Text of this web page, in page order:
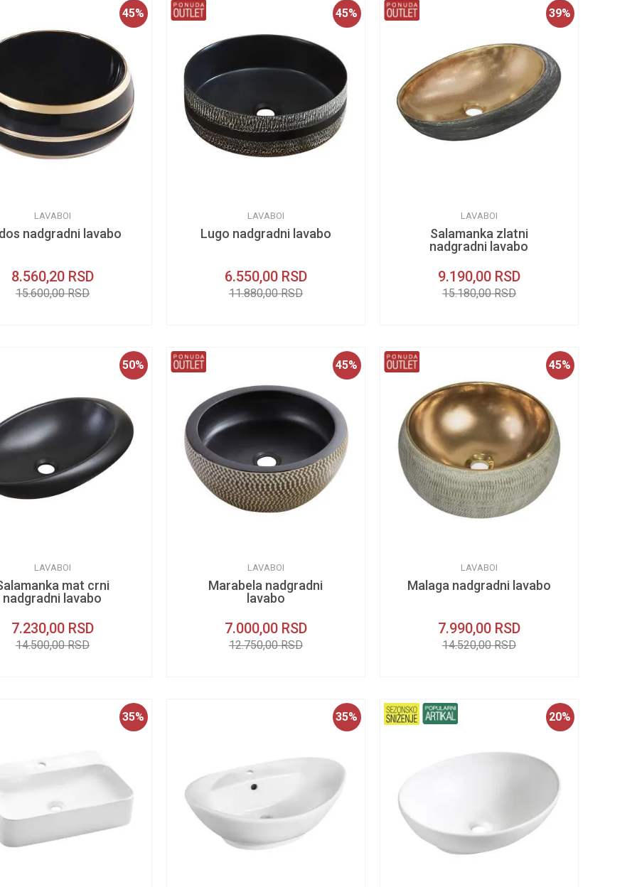
45%
LAVABOI
nadgradni lavabo
8.560,20 RSD
15.600,00RSD
45%
LAVABOI
Lugo nadgradni lavabo
6.550,00 RSD
11.880,00RSD
39%
LAVABOI
Salamanka zlatni
nadgradni lavabo
9.190,00 RSD
15.180,00RSD
50%
LAVABOI
mat crni
nadgradni lavabo
7.230,00 RSD
14.500,00RSD
45%
LAVABOI
Marabela nadgradni
lavabo
7.000,00 RSD
12.750,00RSD
45%
LAVABOI
Malaga nadgradni lavabo
7.990,00 RSD
14.520,00RSD
35% 35% 20%